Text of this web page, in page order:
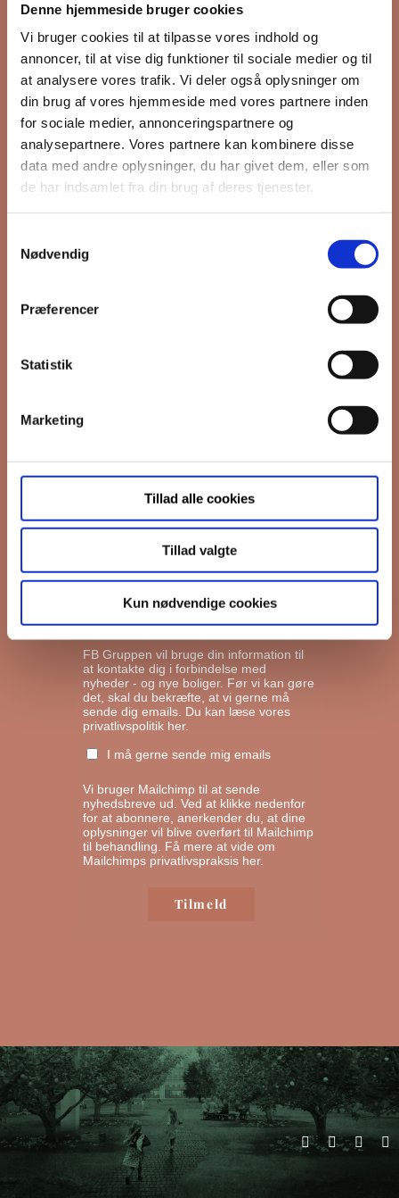
Denne hjemmeside bruger cookies
Vi bruger cookies til at tilpasse vores indhold og
annoncer, til at vise dig funktioner til sociale medier og til
at analysere vores trafik. Vi deler også oplysninger om
din brug af vores hjemmeside med vores partnere inden
for sociale medier, annonceringspartnere og
analysepartnere. Vores partnere kan kombinere disse
data med andre oplysninger, du har givet dem, eller som
de har indsamlet fra din brug af deres tjenester.
Nødvendig
Præferencer
Statistik
Marketing
Tillad alle cookies
Tillad valgte
Kun nødvendige cookies
nyhedsbrev
Hold dig opdateret på hvad der sker
på Grønttorvet. I vores nyhedsbrev
sender vi blandt andet invitation til
VIP Åbent Hus, når vi sætter nye
boliger til salg og udlejning, så du
Interesseret i
Ejerboliger
Lejeboliger
Andelsboliger
Markedsføringstilladelse
FB Gruppen vil bruge din information til
at kontakte dig i forbindelse med
nyheder - og nye boliger. Før vi kan gøre
det, skal du bekræfte, at vi gerne må
sende dig emails. Du kan læse vores
privatlivspolitik her.
I må gerne sende mig emails
Vi bruger Mailchimp til at sende
nyhedsbreve ud. Ved at klikke nedenfor
for at abonnere, anerkender du, at dine
oplysninger vil blive overført til Mailchimp
til behandling. Få mere at vide om
Mailchimps privatlivspraksis her.